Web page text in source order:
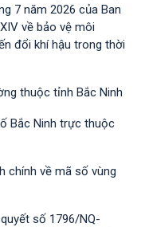
7 năm 2026 của Ban
về bảo vệ môi
đổi khí hậu trong thời
thuộc tỉnh Bắc Ninh
Bắc Ninh trực thuộc
chính về mã số vùng
số 1796/NQ-